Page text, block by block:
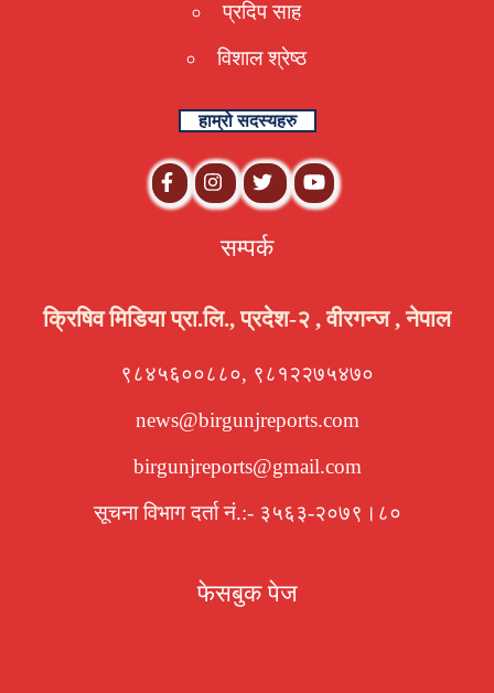
प्रदिप साह
विशाल श्रेष्ठ
हाम्रो सदस्यहरु
सम्पर्क
क्रिषिव मिडिया प्रा.लि., प्रदेश-२ , वीरगन्ज , नेपाल
९८४५६००८८०, ९८१२२७५४७०
news@birgunjreports.com
birgunjreports@gmail.com
सूचना विभाग दर्ता नं.:- ३५६३-२०७९।८०
फेसबुक पेज